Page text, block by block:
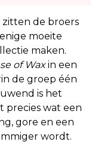
de broers
moeite
maken.
of Waxin een
de groep één
is het
precies wat een
gore en een
wordt.